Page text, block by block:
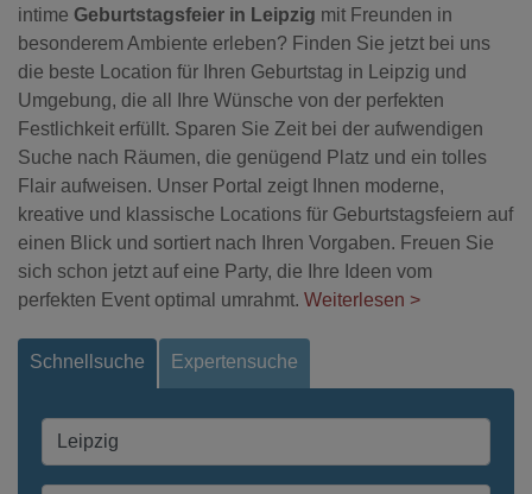
intime Geburtstagsfeier in Leipzig mit Freunden in
besonderem Ambiente erleben? Finden Sie jetzt bei uns
die beste Location für Ihren Geburtstag in Leipzig und
Umgebung, die all Ihre Wünsche von der perfekten
Festlichkeit erfüllt. Sparen Sie Zeit bei der aufwendigen
Suche nach Räumen, die genügend Platz und ein tolles
Flair aufweisen. Unser Portal zeigt Ihnen moderne,
kreative und klassische Locations für Geburtstagsfeiern auf
einen Blick und sortiert nach Ihren Vorgaben. Freuen Sie
sich schon jetzt auf eine Party, die Ihre Ideen vom
perfekten Event optimal umrahmt. Weiterlesen >
Schnellsuche Expertensuche